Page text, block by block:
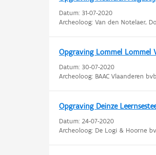
Datum: 31-07-2020
Archeoloog: Van den Notelaer,
Opgraving Lommel Lommel
Datum: 30-07-2020
Archeoloog: BAAC Vlaanderen
Opgraving Deinze
Datum: 24-07-2020
Archeoloog: De Logi & Hoorne